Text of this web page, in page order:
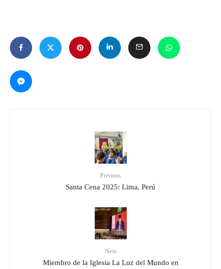
Previous
Santa Cena 2025: Lima, Perú
Next
Miembro de la Iglesia La Luz del Mundo en